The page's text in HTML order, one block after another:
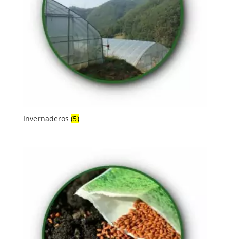
Invernaderos (5)